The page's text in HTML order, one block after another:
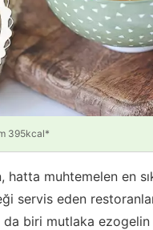
395kcal*
hatta muhtemelen en
servis eden
biri mutlaka ezogelin